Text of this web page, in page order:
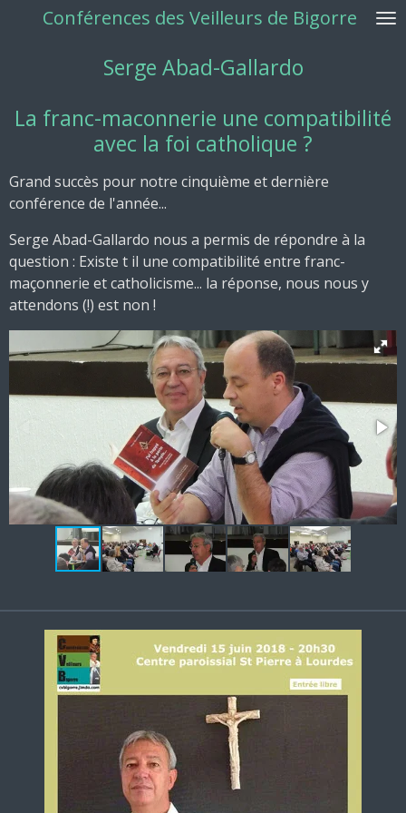
PasserConférences des Veilleurs de Bigorre
Serge Abad-Gallardo
La franc-maconnerie une compatibilité
avec la foi catholique ?
Grand succès pour notre cinquième et dernière
conférence de l'année...
Serge Abad-Gallardo nous a permis de répondre à la
question : Existe t il une compatibilité entre franc-
maçonnerie et catholicisme... la réponse, nous nous y
attendons (!) est non !